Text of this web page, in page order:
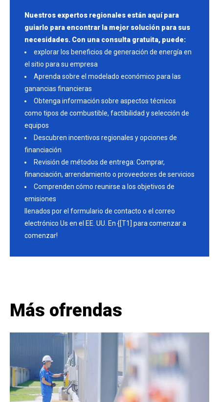
Nuestros expertos regionales están aquí para
guiarlo para encontrar la mejor solución para sus
necesidades. Con una consulta gratuita, puede:
explorar los beneficios de generación de energía en
el sitio para su empresa
Aprenda sobre el modelado económico para las
ganancias financieras
Obtenga información sobre aspectos técnicos
como tipos de combustible, factibilidad y selección de
equipos
Descubren incentivos regionales y opciones de
financiación
Revisión de métodos de entrega: Comprar,
financiación, arrendamiento o proveedores de servicios
Comprenden cómo reunirse a los objetivos de
emisiones
llenados por el formulario de contacto o el correo
electrónico Us en el EE. UU. En {[T1] para comenzar a
comenzar!
Más ofrendas